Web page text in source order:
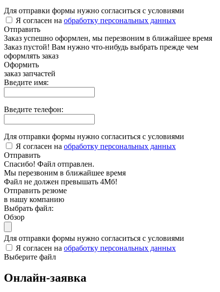
Для отправки формы нужно согласиться с условиями
Я согласен на обработку персональных данных
Отправить
Заказ успешно оформлен, мы перезвоним в ближайшее время
Заказ пустой! Вам нужно что-нибудь выбрать прежде чем
оформлять заказ
Оформить
заказ запчастей
Введите имя:
Введите телефон:
Для отправки формы нужно согласиться с условиями
Я согласен на обработку персональных данных
Отправить
Спасибо! Файл отправлен.
Мы перезвоним в ближайшее время
Файл не должен превышать 4Мб!
Отправить резюме
в нашу компанию
Выбрать файл:
Обзор
Для отправки формы нужно согласиться с условиями
Я согласен на обработку персональных данных
Выберите файл
Онлайн-заявка